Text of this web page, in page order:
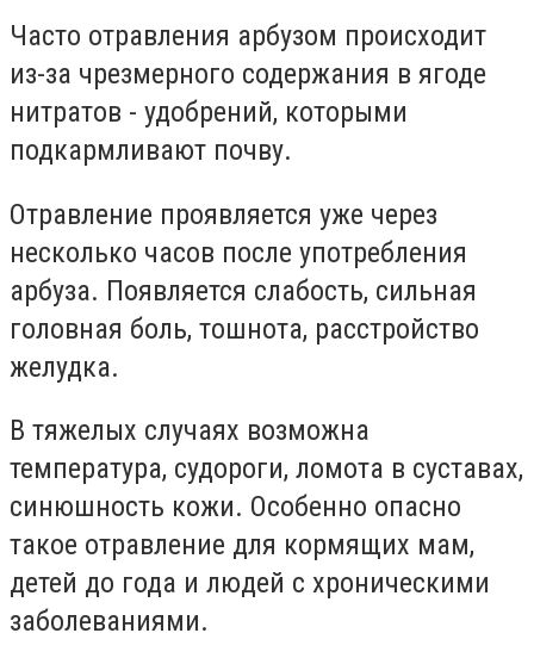
Часто отравления арбузом происходит
из-за чрезмерного содержания в ягоде
нитратов - удобрений, которыми
подкармливают почву.
Отравление проявляется уже через
несколько часов после употребления
арбуза. Появляется слабость, сильная
головная боль, тошнота, расстройство
желудка.
В тяжелых случаях возможна
температура, судороги, ломота в суставах,
синюшность кожи. Особенно опасно
такое отравление для кормящих мам,
детей до года и людей с хроническими
заболеваниями.